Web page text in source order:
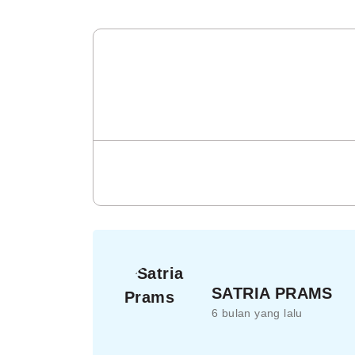
SATRIA PRAMS
6 bulan yang lalu